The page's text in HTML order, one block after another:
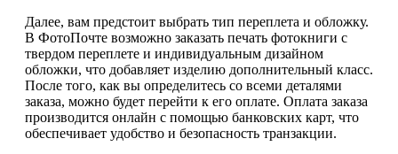
Далее, вам предстоит выбрать тип переплета и обложку.
В ФотоПочте возможно заказать печать фотокниги с
твердом переплете и индивидуальным дизайном
обложки, что добавляет изделию дополнительный класс.
После того, как вы определитесь со всеми деталями
заказа, можно будет перейти к его оплате. Оплата заказа
производится онлайн с помощью банковских карт, что
обеспечивает удобство и безопасность транзакции.